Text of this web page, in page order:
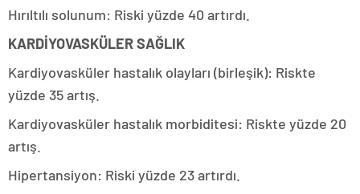
Hırıltılı solunum: Riski yüzde 40 artırdı.
KARDİYOVASKÜLER SAĞLIK
Kardiyovasküler hastalık olayları (birleşik): Riskte
yüzde 35 artış.
Kardiyovasküler hastalık morbiditesi: Riskte yüzde 20
artış.
Hipertansiyon: Riski yüzde 23 artırdı.